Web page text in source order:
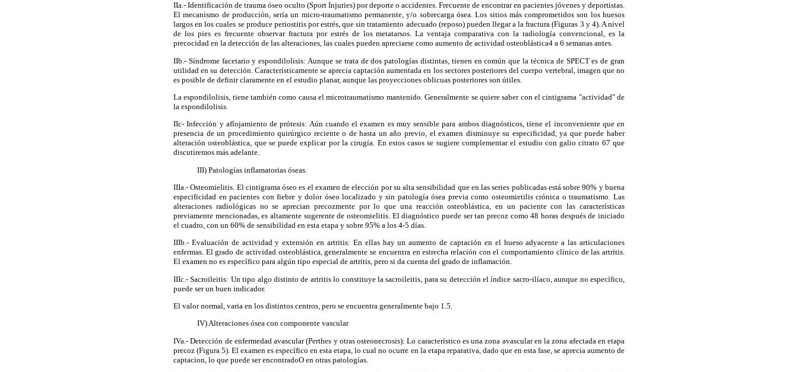
IIa.- Identificación de trauma óseo oculto (Sport Injuries) por deporte o accidentes. Frecuente de encontrar en pacientes jóvenes y deportistas.
El mecanismo de producción, sería un micro-traumatismo permanente, y/o sobrecarga ósea. Los sitios más comprometidos son los huesos
largos en los cuales se produce periostitis por estrés, que sin tratamiento adecuado (reposo) pueden llegar a la fractura (Figuras 3 y 4). A nivel
de los pies es frecuente observar fractura por estrés de los metatarsos. La ventaja comparativa con la radiología convencional, es la
precocidad en la detección de las alteraciones, las cuales pueden apreciarse como aumento de actividad osteoblástica4 a 6 semanas antes.
IIb.- Síndrome facetario y espondilolisis: Aunque se trata de dos patologías distintas, tienen en común que la técnica de SPECT es de gran
utilidad en su detección. Característicamente se aprecia captación aumentada en los sectores posteriores del cuerpo vertebral, imagen que no
es posible de definir claramente en el estudio planar, aunque las proyecciones oblicuas posteriores son útiles.
La espondilolisis, tiene también como causa el microtraumatismo mantenido. Generalmente se quiere saber con el cintigrama "actividad" de
la espondilolisis.
IIc- Infección y aflojamiento de prótesis: Aún cuando el examen es muy sensible para ambos diagnósticos, tiene el inconveniente que en
presencia de un procedimiento quirúrgico reciente o de hasta un año previo, el examen disminuye su especificidad, ya que puede haber
alteración osteoblástica, que se puede explicar por la cirugía. En estos casos se sugiere complementar el estudio con galio citrato 67 que
discutiremos más adelante.
III) Patologías inflamatorias óseas.
IIIa.- Osteomielitis. El cintigrama óseo es el examen de elección por su alta sensibilidad que en las series publicadas está sobre 90% y buena
especificidad en pacientes con fiebre y dolor óseo localizado y sin patología ósea previa como osteomietilis crónica o traumatismo. Las
alteraciones radiológicas no se aprecian precozmente por lo que una reacción osteoblástica, en un paciente con las características
previamente mencionadas, es altamente sugerente de osteomielitis. El diagnóstico puede ser tan precoz como 48 horas después de iniciado
el cuadro, con un 60% de sensibilidad en esta etapa y sobre 95% a los 4-5 días.
IIIb.- Evaluación de actividad y extensión en artritis: En ellas hay un aumento de captación en el hueso adyacente a las articulaciones
enfermas. El grado de actividad osteoblástica, generalmente se encuentra en estrecha relación con el comportamiento clínico de las artritis.
El examen no es específico para algún tipo especial de artritis, pero si da cuenta del grado de inflamación.
IIIc.- Sacroileitis: Un tipo algo distinto de artritis lo constituye la sacroileitis, para su detección el índice sacro-ilíaco, aunque no específico,
puede ser un buen indicador.
El valor normal, varia en los distintos centros, pero se encuentra generalmente bajo 1.5.
IV) Alteraciones ósea con componente vascular
IVa.- Detección de enfermedad avascular (Perthes y otras osteonecrosis): Lo característico es una zona avascular en la zona afectada en etapa
precoz (Figura 5). El examen es específico en esta etapa, lo cual no ocurre en la etapa reparativa, dado que en esta fase, se aprecia aumento de
captacion, lo que puede ser encontradoO en otras patologías.